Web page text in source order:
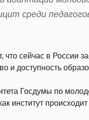
среди
что сейчас в России
и доступность
Госдумы по
институт